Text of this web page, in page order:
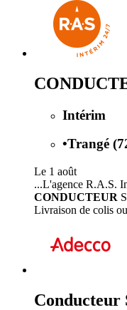
Intérim
•Trangé
Le 1 août
...L'agence R.A.S.
CONDUCTEUR
Livraison de colis
Conducteur